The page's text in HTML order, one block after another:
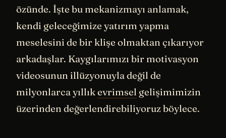
özünde. İşte bu mekanizmayı anlamak,
kendi geleceğimize yatırım yapma
meselesini de bir klişe olmaktan çıkarıyor
arkadaşlar. Kaygılarımızı bir motivasyon
videosunun illüzyonuyla değil de
milyonlarca yıllıkevrimsel gelişimimizin
üzerinden değerlendirebiliyoruz böylece.